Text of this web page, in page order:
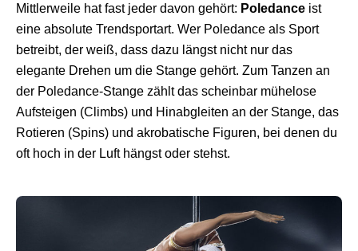
Mittlerweile hat fast jeder davon gehört: Poledance ist
eine absolute Trendsportart. Wer Poledance als Sport
betreibt, der weiß, dass dazu längst nicht nur das
elegante Drehen um die Stange gehört. Zum Tanzen an
der Poledance-Stange zählt das scheinbar mühelose
Aufsteigen (Climbs) und Hinabgleiten an der Stange, das
Rotieren (Spins) und akrobatische Figuren, bei denen du
oft hoch in der Luft hängst oder stehst.